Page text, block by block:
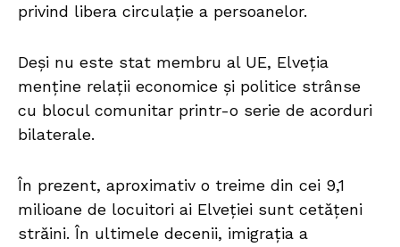
privind libera circulație a persoanelor.
Deși nu este stat membru al UE, Elveția
menține relații economice și politice strânse
cu blocul comunitar printr-o serie de acorduri
bilaterale.
În prezent, aproximativ o treime din cei 9,1
milioane de locuitori ai Elveției sunt cetățeni
străini. În ultimele decenii, imigrația a